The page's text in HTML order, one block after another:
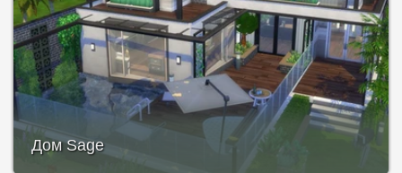
Дом Sage